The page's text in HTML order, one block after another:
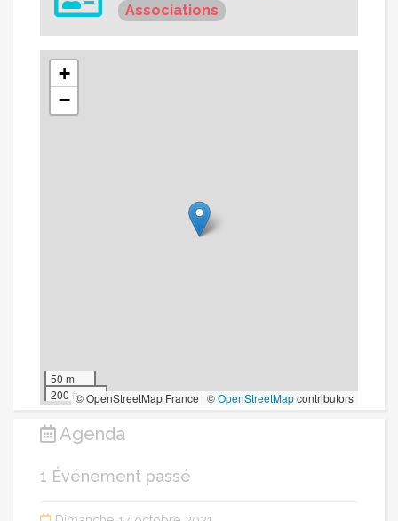
Associations
+
−
50 m
200 ft© OpenStreetMap France | ©OpenStreetMapcontributors
Agenda
1 Événement passé